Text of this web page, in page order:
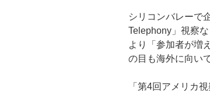
シリコンバレーで
Telephony」視察
より「参加者が増
の目も海外に向い
「第4回アメリカ